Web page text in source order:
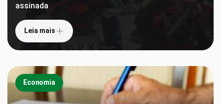
assinada
Leia mais
Economia